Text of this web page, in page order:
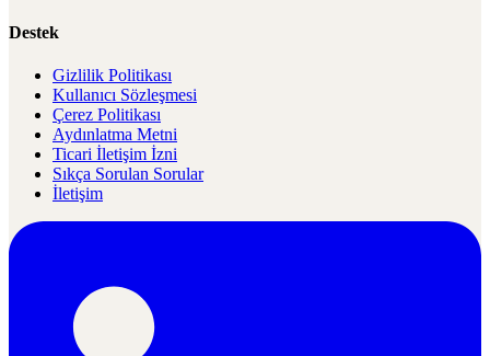
Destek
Gizlilik Politikası
Kullanıcı Sözleşmesi
Çerez Politikası
Aydınlatma Metni
Ticari İletişim İzni
Sıkça Sorulan Sorular
İletişim